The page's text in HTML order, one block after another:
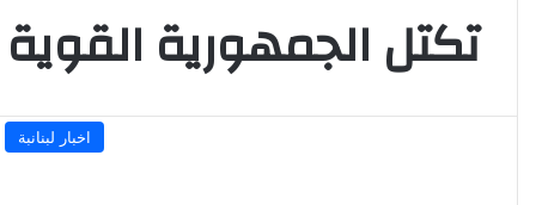
تكتل الجمهورية القوية
اخبار لبنانبة